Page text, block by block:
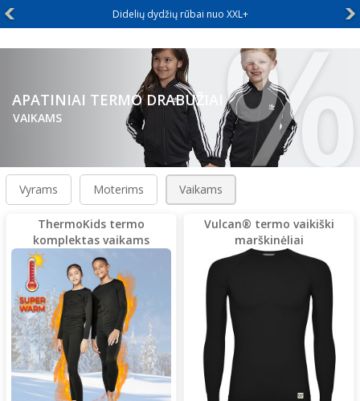
rūbai nuo XXL+
APATINIAI TERMO DRABUŽIAI
VAIKAMS %
Vyrams Moterims Vaikams
ThermoKids termo
komplektas vaikams
Vulcan® termo vaikiški
marškinėliai